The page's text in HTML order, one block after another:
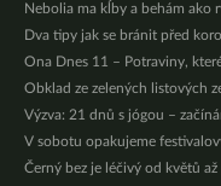
Nebolia ma kĺby a behám ako
Dva tipy jak se bránit před
Ona Dnes 11 – Potraviny,
Obklad ze zelených listových
Výzva: 21 dnů s jógou –
V sobotu opakujeme
Černý bez je léčivý od květů